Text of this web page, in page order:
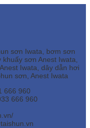
sơn Iwata, bơm sơn
sơn Anest Iwata,
Iwata, dây dẫn hơi
sơn, Anest Iwata
666 960
666 960